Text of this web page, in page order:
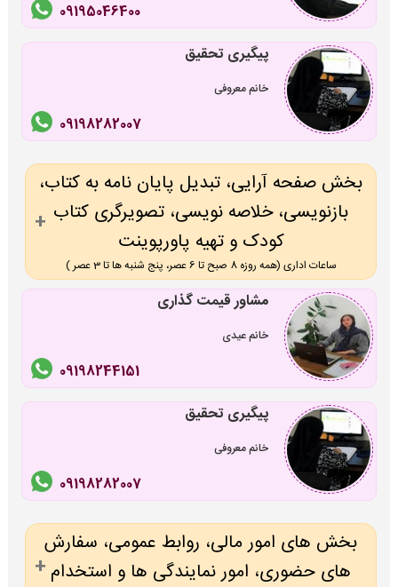
09195046400
پیگیری تحقیق
خانم معروفی
09198282007
بخش صفحه آرایی، تبدیل پایان نامه به کتاب،
بازنویسی، خلاصه نویسی، تصویرگری کتاب
کودک و تهیه پاورپوینت
ساعات اداری (همه روزه 8 صبح تا 6 عصر، پنج شنبه ها تا 3 عصر )
مشاور قیمت گذاری
خانم عیدی
09198244151
پیگیری تحقیق
خانم معروفی
09198282007
بخش های امور مالی، روابط عمومی، سفارش
های حضوری، امور نمایندگی ها و استخدام